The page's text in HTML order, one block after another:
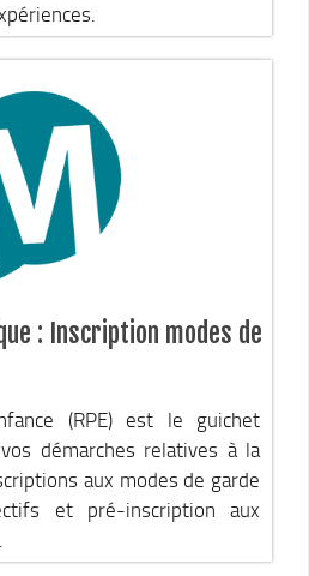
touristique
de jeux
: Inscription modes de
(RPE) est le guichet
démarches relatives à la
aux modes de garde
et pré-inscription aux